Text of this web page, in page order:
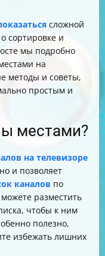
сложной
сортировке и
мы подробно
на
методы и советы,
простым и
местами?
на телевизоре
и позволяет
каналов по
разместить
чтобы к ним
полезно,
избежать лишних